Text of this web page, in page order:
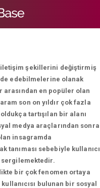
iletişim şekillerini değiştirmiş
edebilmelerine olanak
en popüler olan
son on yıldır çok fazla
tartışılan bir alanı
medya araçlarından sonra
insagramda
sebebiyle kullanıcı
sergilemektedir.
bir çok fenomen ortaya
bulunan bir sosyal